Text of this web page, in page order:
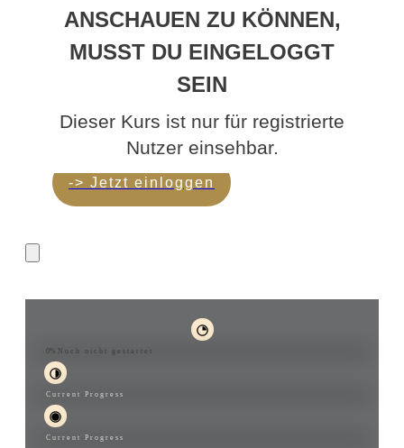
ANSCHAUEN ZU KÖNNEN,
MUSST DU EINGELOGGT
SEIN
Dieser Kurs ist nur für registrierte
Nutzer einsehbar.
-> Jetzt einloggen
0% Noch nicht gestartet
Current Progress
Current Progress